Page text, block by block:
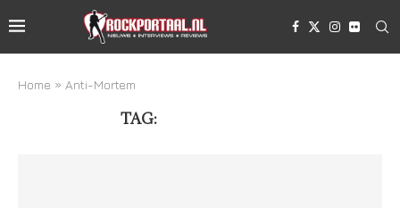
Home » Anti-Mortem
TAG: